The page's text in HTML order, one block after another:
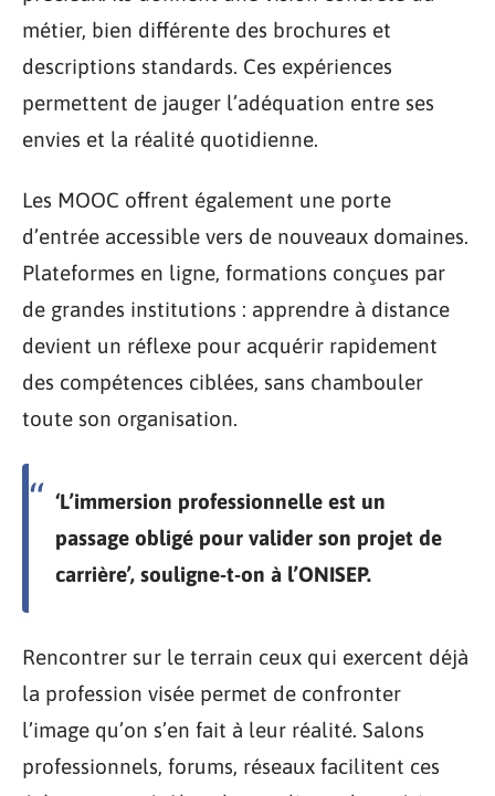
métier, bien différente des brochures et
descriptions standards. Ces expériences
permettent de jauger l’adéquation entre ses
envies et la réalité quotidienne.
Les MOOC offrent également une porte
d’entrée accessible vers de nouveaux domaines.
Plateformes en ligne, formations conçues par
de grandes institutions : apprendre à distance
devient un réflexe pour acquérir rapidement
des compétences ciblées, sans chambouler
toute son organisation.
‘L’immersion professionnelle est un
passage obligé pour valider son projet de
carrière’, souligne-t-on à l’ONISEP.
Rencontrer sur le terrain ceux qui exercent déjà
la profession visée permet de confronter
l’image qu’on s’en fait à leur réalité. Salons
professionnels, forums, réseaux facilitent ces